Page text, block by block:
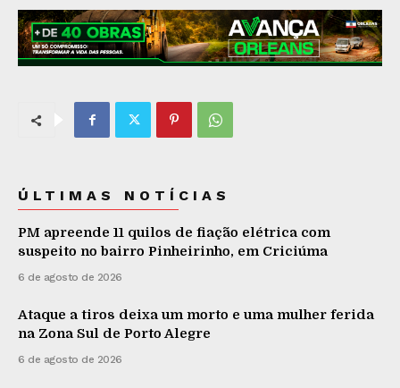
ÚLTIMAS NOTÍCIAS
PM apreende 11 quilos de fiação elétrica com
suspeito no bairro Pinheirinho, em Criciúma
6 de agosto de 2026
Ataque a tiros deixa um morto e uma mulher ferida
na Zona Sul de Porto Alegre
6 de agosto de 2026